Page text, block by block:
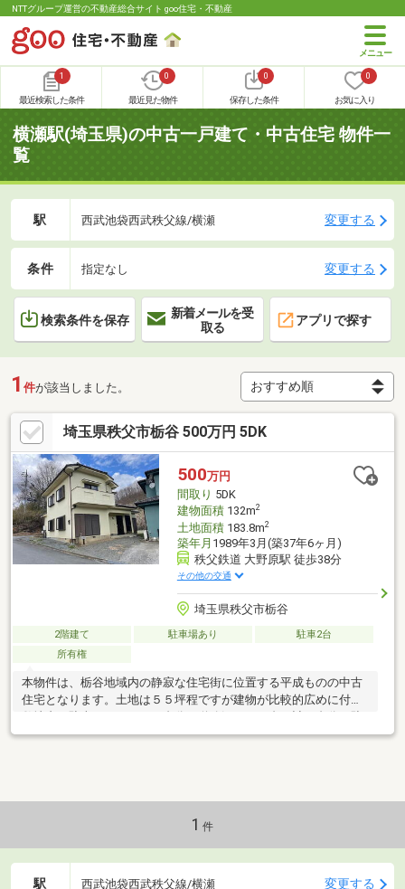
NTTグループ運営の不動産総合サイト goo住宅・不動産
1
最近検索した条件
0
最近見た物件
0
保存した条件
0
お気に入り
横瀬駅(埼玉県)の中古一戸建て・中古住宅 物件一
覧
駅 西武池袋西武秩父線/横瀬 変更する
条件 指定なし 変更する
検索条件を保存
新着メールを受
取る
アプリで探す
1 件が該当しました。
埼玉県秩父市栃谷 500万円 5DK
500万円
間取り 5DK
建物面積132m2
土地面積183.8m2
築年月 1989年3月(築37年6ヶ月)
秩父鉄道 大野原駅 徒歩38分
その他の交通
埼玉県秩父市栃谷
2階建て 駐車場あり
駐車2台
所有権
本物件は、栃谷地域内の静寂な住宅街に位置する平成ものの中古
住宅となります。土地は５５坪程ですが建物が比較的広めに付き
車可能となります。今回は同時に２物件のご紹介です！ 詳細
1 件
駅 西武池袋西武秩父線/横瀬 変更する